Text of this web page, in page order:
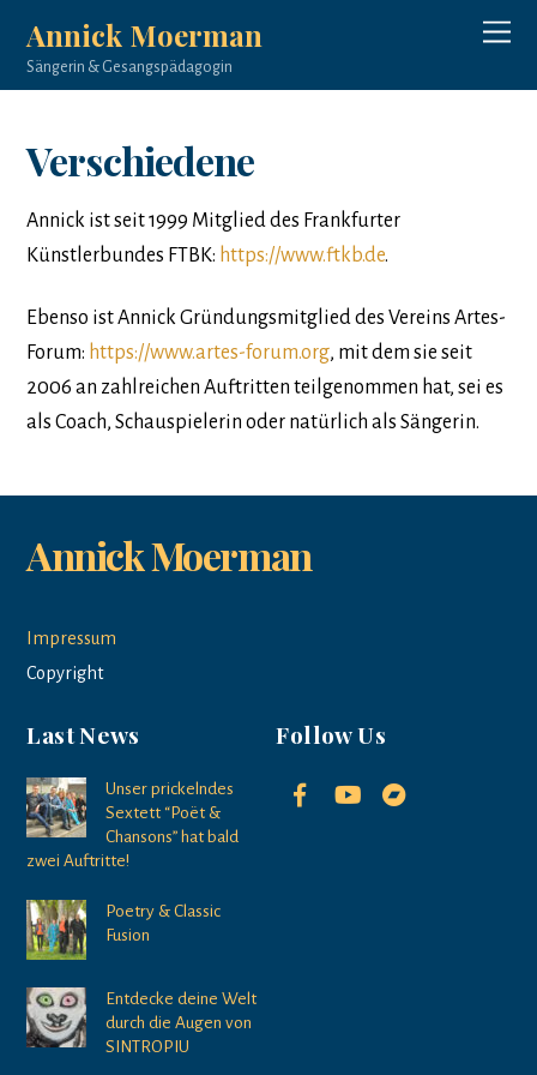
Annick Moerman
Sängerin & Gesangspädagogin
Verschiedene
Annick ist seit 1999 Mitglied des Frankfurter
Künstlerbundes FTBK: https://www.ftkb.de.
Ebenso ist Annick Gründungsmitglied des Vereins Artes-
Forum: https://www.artes-forum.org, mit dem sie seit
2006 an zahlreichen Auftritten teilgenommen hat, sei es
als Coach, Schauspielerin oder natürlich als Sängerin.
Annick Moerman
Impressum
Copyright
Last News
Unser prickelndes
Sextett “Poët &
Chansons” hat bald
zwei Auftritte!
Poetry & Classic
Fusion
Entdecke deine Welt
durch die Augen von
SINTROPIU
Follow Us